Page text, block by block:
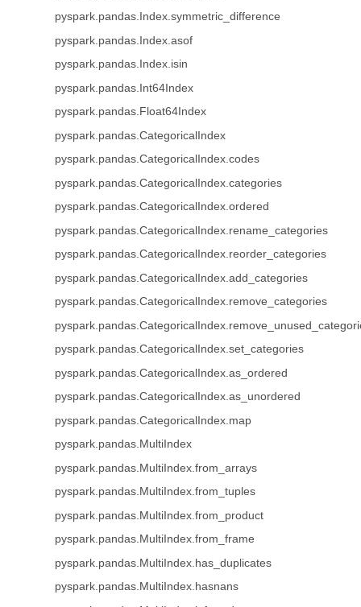
pyspark.pandas.Index.symmetric_difference
pyspark.pandas.Index.asof
pyspark.pandas.Index.isin
pyspark.pandas.Int64Index
pyspark.pandas.Float64Index
pyspark.pandas.CategoricalIndex
pyspark.pandas.CategoricalIndex.codes
pyspark.pandas.CategoricalIndex.categories
pyspark.pandas.CategoricalIndex.ordered
pyspark.pandas.CategoricalIndex.rename_categories
pyspark.pandas.CategoricalIndex.reorder_categories
pyspark.pandas.CategoricalIndex.add_categories
pyspark.pandas.CategoricalIndex.remove_categories
pyspark.pandas.CategoricalIndex.set_categories
pyspark.pandas.CategoricalIndex.as_ordered
pyspark.pandas.CategoricalIndex.as_unordered
pyspark.pandas.CategoricalIndex.map
pyspark.pandas.MultiIndex
pyspark.pandas.MultiIndex.from_arrays
pyspark.pandas.MultiIndex.from_tuples
pyspark.pandas.MultiIndex.from_product
pyspark.pandas.MultiIndex.from_frame
pyspark.pandas.MultiIndex.has_duplicates
pyspark.pandas.MultiIndex.hasnans